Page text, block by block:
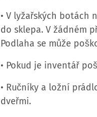
• V lyžařských botách
do sklepa. V žádném
Podlaha se může
• Pokud je inventář
• Ručníky a ložní
dveřmi.